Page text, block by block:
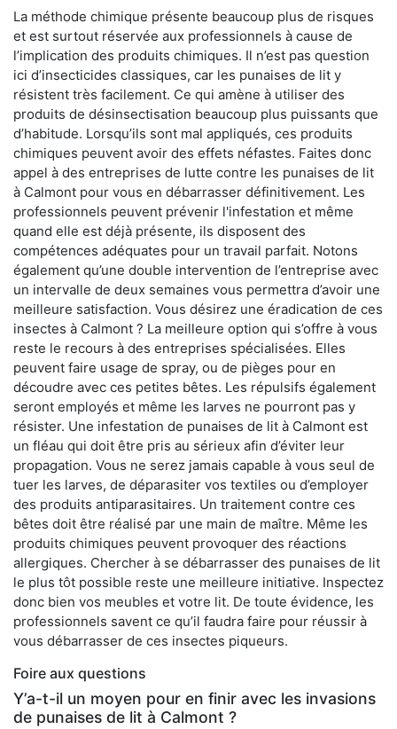
La méthode chimique présente beaucoup plus de risques
et est surtout réservée aux professionnels à cause de
l’implication des produits chimiques. Il n’est pas question
ici d’insecticides classiques, car les punaises de lit y
résistent très facilement. Ce qui amène à utiliser des
produits de désinsectisation beaucoup plus puissants que
d’habitude. Lorsqu’ils sont mal appliqués, ces produits
chimiques peuvent avoir des effets néfastes. Faites donc
appel à des entreprises de lutte contre les punaises de lit
à Calmont pour vous en débarrasser définitivement. Les
professionnels peuvent prévenir l'infestation et même
quand elle est déjà présente, ils disposent des
compétences adéquates pour un travail parfait. Notons
également qu’une double intervention de l’entreprise avec
un intervalle de deux semaines vous permettra d’avoir une
meilleure satisfaction. Vous désirez une éradication de ces
insectes à Calmont ? La meilleure option qui s’offre à vous
reste le recours à des entreprises spécialisées. Elles
peuvent faire usage de spray, ou de pièges pour en
découdre avec ces petites bêtes. Les répulsifs également
seront employés et même les larves ne pourront pas y
résister. Une infestation de punaises de lit à Calmont est
un fléau qui doit être pris au sérieux afin d’éviter leur
propagation. Vous ne serez jamais capable à vous seul de
tuer les larves, de déparasiter vos textiles ou d’employer
des produits antiparasitaires. Un traitement contre ces
bêtes doit être réalisé par une main de maître. Même les
produits chimiques peuvent provoquer des réactions
allergiques. Chercher à se débarrasser des punaises de lit
le plus tôt possible reste une meilleure initiative. Inspectez
donc bien vos meubles et votre lit. De toute évidence, les
professionnels savent ce qu’il faudra faire pour réussir à
vous débarrasser de ces insectes piqueurs.
Foire aux questions
Y’a-t-il un moyen pour en finir avec les invasions
de punaises de lit à Calmont ?